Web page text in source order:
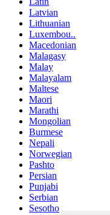
Latvian
Lithuanian
Luxembou..
Macedonian
Malagasy
Malay
Malayalam
Maltese
Maori
Marathi
Mongolian
Burmese
Nepali
Norwegian
Pashto
Persian
Punjabi
Serbian
Sesotho